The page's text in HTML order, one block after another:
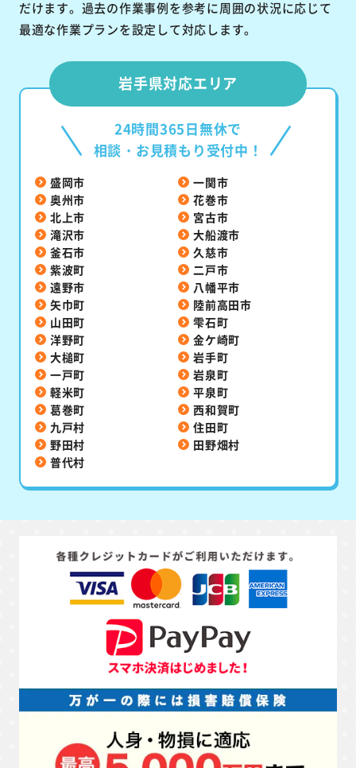
だけます。過去の作業事例を参考に周囲の状況に応じて
最適な作業プランを設定して対応します。
岩手県対応エリア
24時間365日無休で
相談・お見積もり受付中！
盛岡市
一関市
奥州市
花巻市
北上市
宮古市
滝沢市
大船渡市
釜石市
久慈市
紫波町
二戸市
遠野市
八幡平市
矢巾町
陸前高田市
山田町
雫石町
洋野町
金ケ崎町
大槌町
岩手町
一戸町
岩泉町
軽米町
平泉町
葛巻町
西和賀町
九戸村
住田町
野田村
田野畑村
普代村